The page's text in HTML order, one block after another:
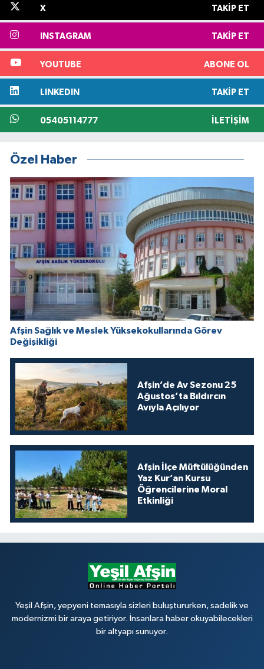
X TAKIP ET
INSTAGRAM TAKIP ET
YOUTUBE ABONE OL
LINKEDIN TAKIP ET
05405114777 İLETIŞIM
Özel Haber
Afşin Sağlık ve Meslek Yüksekokullarında Görev
Değişikliği
Afşin’de Av Sezonu 25
Ağustos’ta Bıldırcın
Avıyla Açılıyor
Afşin İlçe Müftülüğünden
Yaz Kur’an Kursu
Öğrencilerine Moral
Etkinliği
Yeşil Afşin, yepyeni temasıyla sizleri buluştururken, sadelik ve
modernizmi bir araya getiriyor. İnsanlara haber okuyabilecekleri
bir altyapı sunuyor.